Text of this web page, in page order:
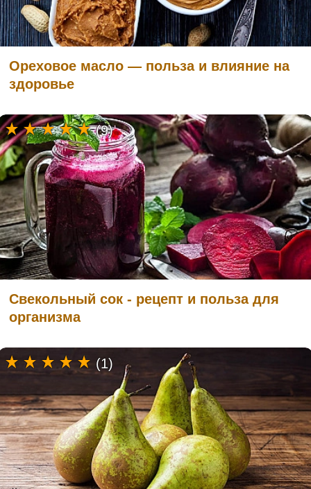
Ореховое масло — польза и влияние на
здоровье
Свекольный сок - рецепт и польза для
организма
(9)
(1)